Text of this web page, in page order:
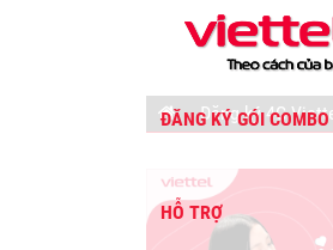
ĐĂNG KÝ GÓI
HỖ TRỢ
Đăng ký 4G